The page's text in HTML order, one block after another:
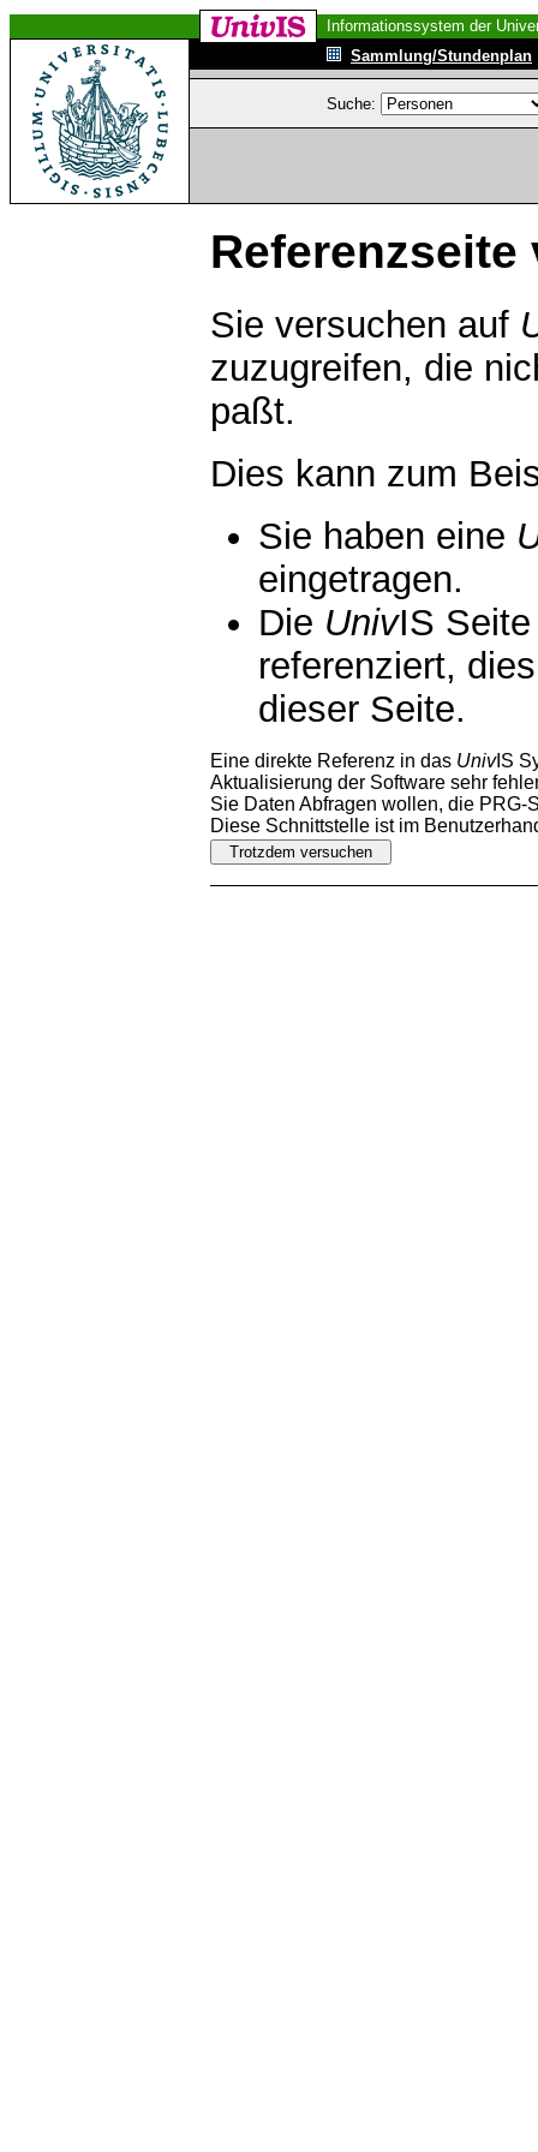
Informationssystem der
Sammlung/Stundenplan
Suche:
Referenzseite
Sie versuchen auf
zuzugreifen, die
paßt.
Dies kann zum
Sie haben eine
eingetragen.
Die UnivIS
referenziert,
dieser Seite.
Eine direkte Referenz in das UnivIS
Aktualisierung der Software sehr
Sie Daten Abfragen wollen, die PRG-
Diese Schnittstelle ist im